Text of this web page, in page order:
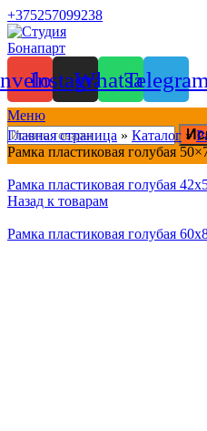
+375257099238
InstagramWhatsappTelegram
Меню
Главная страница » Каталог »
Рамка пластиковая голубая
Рамка пластиковая голубая
Назад к товарам
Рамка пластиковая голубая